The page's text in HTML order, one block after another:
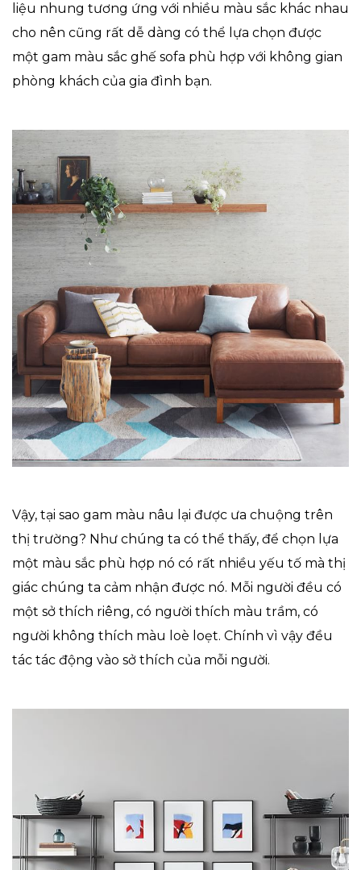
liệu nhung tương ứng với nhiều màu sắc khác nhau
cho nên cũng rất dễ dàng có thể lựa chọn được
một gam màu sắc ghế sofa phù hợp với không gian
phòng khách của gia đình bạn.
Vậy, tại sao gam màu nâu lại được ưa chuộng trên
thị trường? Như chúng ta có thể thấy, để chọn lựa
một màu sắc phù hợp nó có rất nhiều yếu tố mà thị
giác chúng ta cảm nhận được nó. Mỗi người đều có
một sở thích riêng, có người thích màu trầm, có
người không thích màu loè loẹt. Chính vì vậy đều
tác tác động vào sở thích của mỗi người.